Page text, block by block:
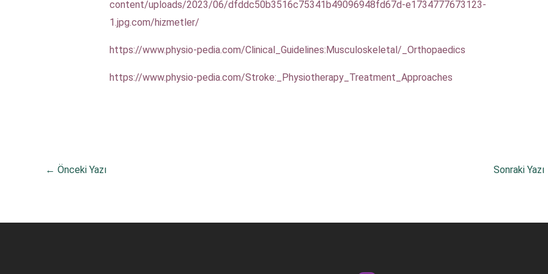
content/uploads/2023/06/dfddc50b3516c75341b49096948fd67d-e1734777673123-
1.jpg.com/hizmetler/
https://www.physio-pedia.com/Clinical_Guidelines:Musculoskeletal/_Orthopaedics
https://www.physio-pedia.com/Stroke:_Physiotherapy_Treatment_Approaches
← Önceki Yazı Sonraki Yazı